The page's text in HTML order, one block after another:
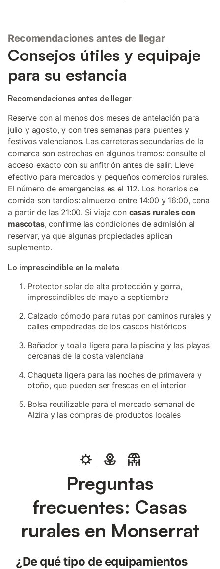
Recomendaciones antes de llegar
Consejos útiles y equipaje
para su estancia
Recomendaciones antes de llegar
Reserve con al menos dos meses de antelación para
julio y agosto, y con tres semanas para puentes y
festivos valencianos. Las carreteras secundarias de la
comarca son estrechas en algunos tramos: consulte el
acceso exacto con su anfitrión antes de salir. Lleve
efectivo para mercados y pequeños comercios rurales.
El número de emergencias es el 112. Los horarios de
comida son tardíos: almuerzo entre 14:00 y 16:00, cena
a partir de las 21:00. Si viaja con casas rurales con
mascotas, confirme las condiciones de admisión al
reservar, ya que algunas propiedades aplican
suplemento.
Lo imprescindible en la maleta
Protector solar de alta protección y gorra,
imprescindibles de mayo a septiembre
Calzado cómodo para rutas por caminos rurales y
calles empedradas de los cascos históricos
Bañador y toalla ligera para la piscina y las playas
cercanas de la costa valenciana
Chaqueta ligera para las noches de primavera y
otoño, que pueden ser frescas en el interior
Bolsa reutilizable para el mercado semanal de
Alzira y las compras de productos locales
Preguntas
frecuentes: Casas
rurales en Monserrat
¿De qué tipo de equipamientos